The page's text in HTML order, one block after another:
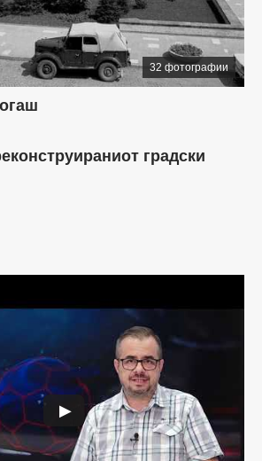
32 фотографии
градски
▶